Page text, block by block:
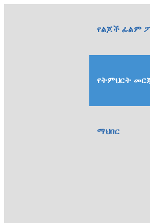
የልጆች ፊልም
የትምህርት
ማህበር